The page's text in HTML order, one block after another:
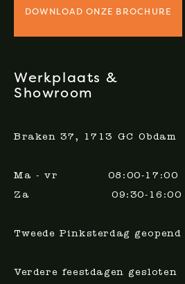
DOWNLOAD ONZE BROCHURE
Werkplaats &
Showroom
Braken 37, 1713 GC Obdam
Ma - vr 08:00-17:00
Za 09:30-16:00
Tweede Pinksterdag geopend
Verdere feestdagen gesloten